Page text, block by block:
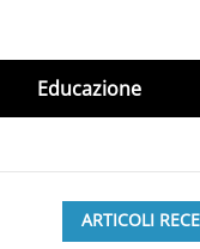
Educazione
ARTICOLI